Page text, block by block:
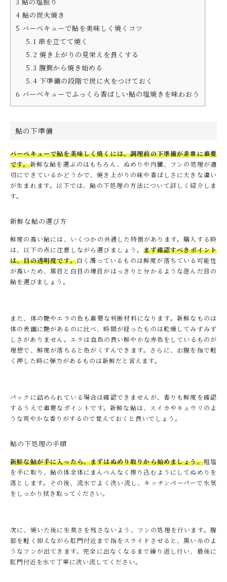
4 鮎の炭火焼き
5 バーベキューで鮎を美味しく焼くコツ
5.1 串を立てて焼く
5.2 焼き上がりの見栄えを良くする
5.3 腹側から焼き始める
5.4 下準備の段階で炭に火をつけておく
6 バーベキューでふっくら香ばしい鮎の塩焼きを味わおう
鮎の下準備
バーベキューで鮎を美味しく焼くには、調理前の下準備が非常に重要
です。新鮮な鮎を選ぶのはもちろん、ぬめりや内臓、フンの処理が適
切にできているかどうかで、焼き上がりの味や香ばしさに大きな違い
が生まれます。以下では、鮎の下処理の方法について詳しく紹介しま
す。
新鮮な鮎の選び方
鮮度の高い鮎には、いくつかの共通した特徴があります。購入する時
は、以下の点に注意しながら選びましょう。まず確認すべきポイント
は、目の透明度です。白く濁っているものは鮮度が落ちている可能性
が高いため、黒目と白目の境目がはっきりと分かるような澄んだ目の
鮎を選びましょう。
また、体の艶やエラの色も重要な判断材料になります。新鮮なものは
体の表面に艶があるのに比べ、時間が経ったものは乾燥してみずみず
しさがありません。エラは血色の良い鮮やかな赤色をしているものが
理想で、鮮度が落ちると色がくすんできます。さらに、お腹を指で軽
く押した時に弾力があるものは新鮮だと言えます。
パックに詰められている場合は確認できませんが、香りも鮮度を確認
するうえで重要なポイントです。新鮮な鮎は、スイカやキュウリのよ
うな爽やかな香りがするので覚えておくと良いでしょう。
鮎の下処理の手順
新鮮な鮎が手に入ったら、まずはぬめり取りから始めましょう。粗塩
を手に取り、鮎の体全体にまんべんなく擦り込むようにしてぬめりを
落とします。その後、流水でよく洗い流し、キッチンペーパーで水気
をしっかり拭き取ってください。
次に、焼いた後に生臭さを残さないよう、フンの処理を行います。腹
部を軽く抑えながら肛門付近まで指をスライドさせると、黒い糸のよ
うなフンが出てきます。完全に出なくなるまで繰り返し行い、最後に
肛門付近を水で丁寧に洗い流してください。